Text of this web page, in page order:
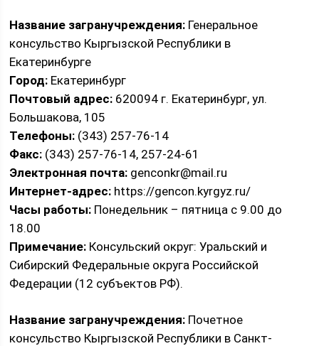
Название загранучреждения: Генеральное
консульство Кыргызской Республики в
Екатеринбурге
Город: Екатеринбург
Почтовый адрес: 620094 г. Екатеринбург, ул.
Большакова, 105
Телефоны: (343) 257-76-14
Факс: (343) 257-76-14, 257-24-61
Электронная почта: genconkr@mail.ru
Интернет-адрес: https://gencon.kyrgyz.ru/
Часы работы: Понедельник – пятница с 9.00 до
18.00
Примечание: Консульский округ: Уральский и
Сибирский Федеральные округа Российской
Федерации (12 субъектов РФ).
Название загранучреждения: Почетное
консульство Кыргызской Республики в Санкт-